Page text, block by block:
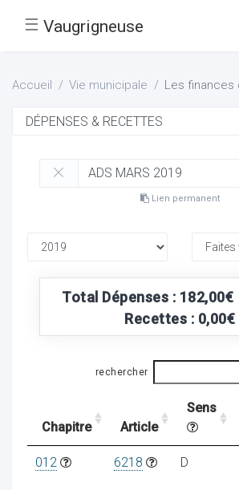
☰ Vaugrigneuse
Accueil Vie municipale Les finances
Lien permanent
Total Dépenses :
Recettes : 0,00€
rechercher
Chapitre Article
Sens
012 6218 D